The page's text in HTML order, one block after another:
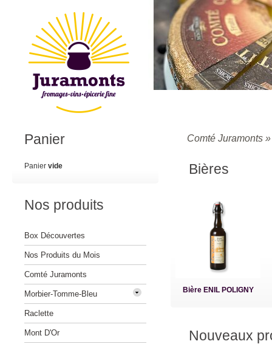
Comté Juramonts
Bières
Bière ENIL POLIGNY
Nouveaux
Panier
Panier vide
Nos produits
Box Découvertes
Nos Produits du Mois
Comté Juramonts
Morbier-Tomme-Bleu
Raclette
Mont D'Or